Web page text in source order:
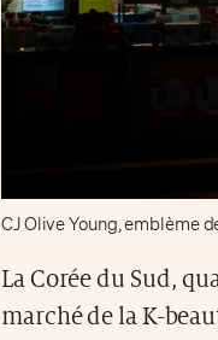
CJ Olive Young, emblème
La Corée du Sud,
marché de la K-